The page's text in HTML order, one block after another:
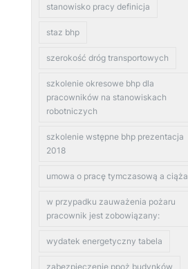
stanowisko pracy definicja
staz bhp
szerokość dróg transportowych
szkolenie okresowe bhp dla
pracowników na stanowiskach
robotniczych
szkolenie wstępne bhp prezentacja
2018
umowa o pracę tymczasową a ciąża
w przypadku zauważenia pożaru
pracownik jest zobowiązany:
wydatek energetyczny tabela
zabezpieczenie ppoż budynków